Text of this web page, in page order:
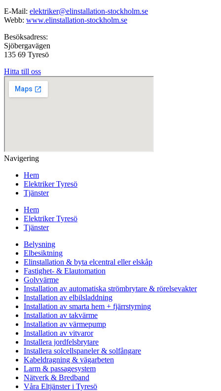
E-Mail: elektriker@elinstallation-stockholm.se
Webb: www.elinstallation-stockholm.se
Besöksadress:
Sjöbergavägen
135 69 Tyresö
Hitta till oss
Navigering
Hem
Elektriker Tyresö
Tjänster
Hem
Elektriker Tyresö
Tjänster
Belysning
Elbesiktning
Elinstallation & byta elcentral eller elskåp
Fastighet- & Elautomation
Golvvärme
Installation av automatiska strömbrytare & rörelsevakter
Installation av elbilsladdning
Installation av smarta hem + fjärrstyrning
Installation av takvärme
Installation av värmepump
Installation av vitvaror
Installera jordfelsbrytare
Installera solcellspaneler & solfångare
Kabeldragning & vägarbeten
Larm & passagesystem
Nätverk & Bredband
Våra Eltjänster i Tyresö